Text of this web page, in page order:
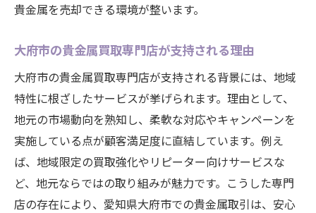
貴金属を売却できる環境が整います。
大府市の貴金属買取専門店が支持される理由
大府市の貴金属買取専門店が支持される背景には、地域
特性に根ざしたサービスが挙げられます。理由として、
地元の市場動向を熟知し、柔軟な対応やキャンペーンを
実施している点が顧客満足度に直結しています。例え
ば、地域限定の買取強化やリピーター向けサービスな
ど、地元ならではの取り組みが魅力です。こうした専門
店の存在により、愛知県大府市での貴金属取引は、安心